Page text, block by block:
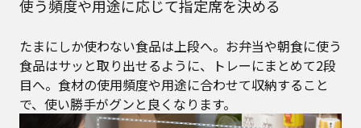
使う頻度や用途に応じて指定席を決める
たまにしか使わない食品は上段へ。お弁当や朝食に使う
食品はサッと取り出せるように、トレーにまとめて2段
目へ。食材の使用頻度や用途に合わせて収納すること
で、使い勝手がグンと良くなります。